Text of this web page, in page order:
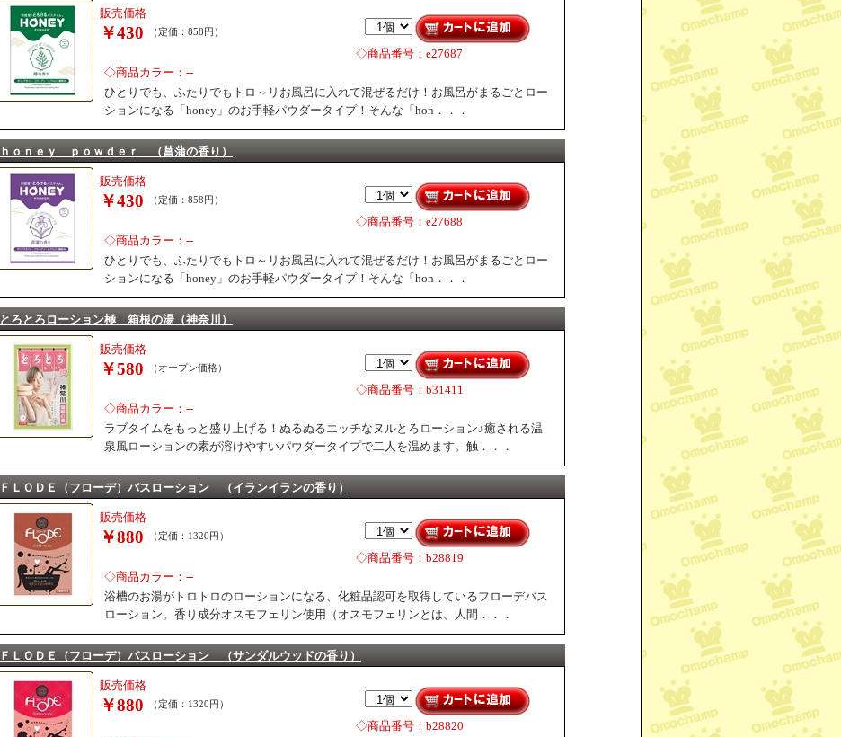
販売価格
￥430 （定価：858円）
◇商品番号：e27687
◇商品カラー：--
ひとりでも、ふたりでもトロ～リお風呂に入れて混ぜるだけ！お風呂がまるごとロー
ションになる「honey」のお手軽パウダータイプ！そんな「hon．．．
ｈｏｎｅｙ ｐｏｗｄｅｒ （菖蒲の香り）
販売価格
￥430 （定価：858円）
◇商品番号：e27688
◇商品カラー：--
ひとりでも、ふたりでもトロ～リお風呂に入れて混ぜるだけ！お風呂がまるごとロー
ションになる「honey」のお手軽パウダータイプ！そんな「hon．．．
とろとろローション極 箱根の湯（神奈川）
販売価格
￥580 （オープン価格）
◇商品番号：b31411
◇商品カラー：--
ラブタイムをもっと盛り上げる！ぬるぬるエッチなヌルとろローション♪癒される温
泉風ローションの素が溶けやすいパウダータイプで二人を温めます。触．．．
ＦＬＯＤＥ（フローデ）バスローション （イランイランの香り）
販売価格
￥880 （定価：1320円）
◇商品番号：b28819
◇商品カラー：--
浴槽のお湯がトロトロのローションになる、化粧品認可を取得しているフローデバス
ローション。香り成分オスモフェリン使用（オスモフェリンとは、人間．．．
ＦＬＯＤＥ（フローデ）バスローション （サンダルウッドの香り）
販売価格
￥880 （定価：1320円）
◇商品番号：b28820